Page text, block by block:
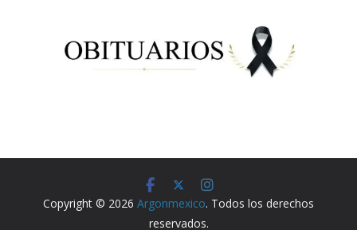
Copyright © 2026 Argonmexico. Todos los derechos
reservados.